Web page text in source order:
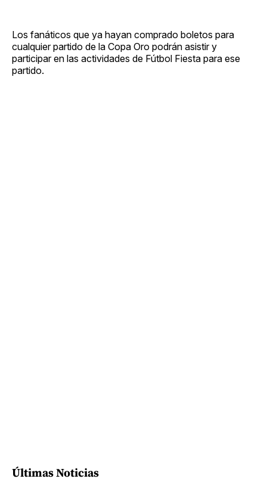
Los fanáticos que ya hayan comprado boletos para
cualquier partido de la Copa Oro podrán asistir y
participar en las actividades de Fútbol Fiesta para ese
partido.
Últimas Noticias